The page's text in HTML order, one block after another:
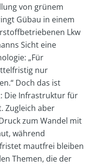
von grünem
Gübau in einem
Lkw
Sicht eine
„Für
nur
Doch das ist
Die Infrastruktur für
Zugleich aber
zum Wandel mit
während
mautfrei bleiben
Themen, die der